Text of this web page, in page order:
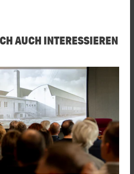
AUCH INTERESSIEREN